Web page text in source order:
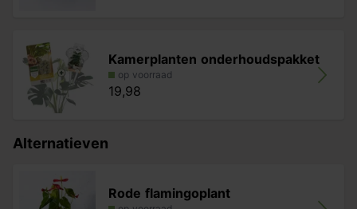
Kamerplanten onderhoudspakket
op voorraad
19,98
Alternatieven
Rode flamingoplant